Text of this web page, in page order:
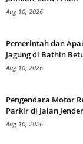
Aug 10, 2026
Pemerintah dan
Jagung di Bathin
Aug 10, 2026
Pengendara Motor
Parkir di Jalan
Aug 10, 2026